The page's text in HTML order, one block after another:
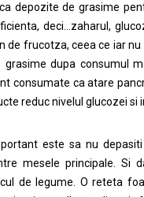
depozite de grasime
deci…zaharul,
de frucotza, ceea ce iar
grasime dupa consumul
consumate ca atare
reduc nivelul glucozei si
este sa nu
mesele principale. Si
de legume. O reteta